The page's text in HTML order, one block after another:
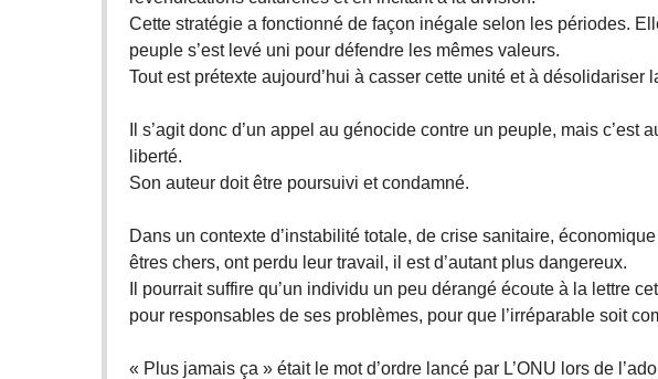
Cette stratégie a fonctionné de façon inégale selon les périodes.
peuple s’est levé uni pour défendre les mêmes valeurs.
Tout est prétexte aujourd’hui à casser cette unité et à désolidariser
Il s’agit donc d’un appel au génocide contre un peuple, mais
liberté.
Son auteur doit être poursuivi et condamné.
Dans un contexte d’instabilité totale, de crise sanitaire,
êtres chers, ont perdu leur travail, il est d’autant plus dangereux.
Il pourrait suffire qu’un individu un peu dérangé écoute à la lettre
pour responsables de ses problèmes, pour que l’irréparable soit
« Plus jamais ça » était le mot d’ordre lancé par L’ONU lors de